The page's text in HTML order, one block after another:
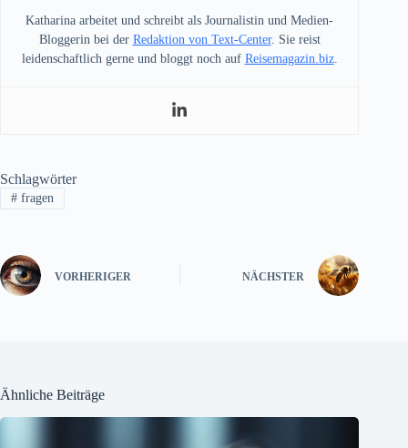
Katharina arbeitet und schreibt als Journalistin und Medien-
Bloggerin bei der Redaktion von Text-Center. Sie reist
leidenschaftlich gerne und bloggt noch auf Reisemagazin.biz.
Schlagwörter
#fragen
VORHERIGER NÄCHSTER
Ähnliche Beiträge